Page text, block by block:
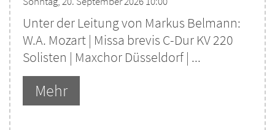
Unter der Leitung von Markus Belmann:
W.A. Mozart | Missa brevis C-Dur KV 220
Solisten | Maxchor Düsseldorf | ...
Mehr